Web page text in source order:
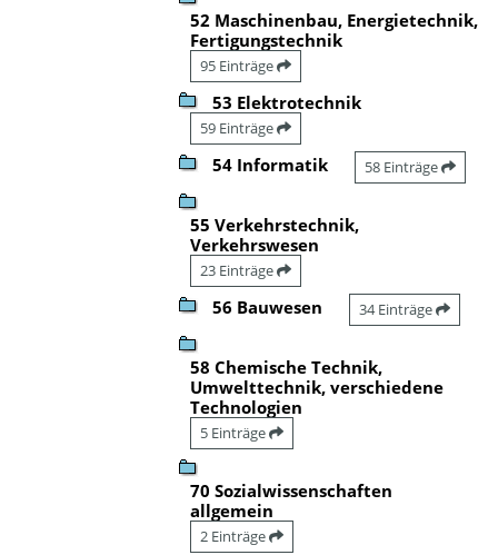
52 Maschinenbau, Energietechnik,
Fertigungstechnik
95 Einträge
53 Elektrotechnik
59 Einträge
54 Informatik 58 Einträge
55 Verkehrstechnik,
Verkehrswesen
23 Einträge
56 Bauwesen 34 Einträge
58 Chemische Technik,
Umwelttechnik, verschiedene
Technologien
5 Einträge
70 Sozialwissenschaften
allgemein
2 Einträge